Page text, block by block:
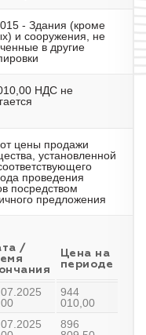
- Здания (кроме
и сооружения, не
в другие
НДС не
цены продажи
установленной
проведения
посредством
предложения
/
Цена на
периоде
944
010,00
896